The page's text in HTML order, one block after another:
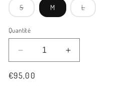
SVariante
épuisée
indisponible
M LVariante
épuisée
Quantité
Réduire
la
quantité
Augmenter
la
Tarif
€95,00